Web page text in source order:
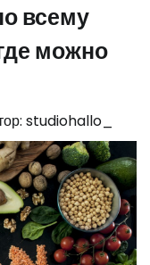
всему
можно
studiohallo_